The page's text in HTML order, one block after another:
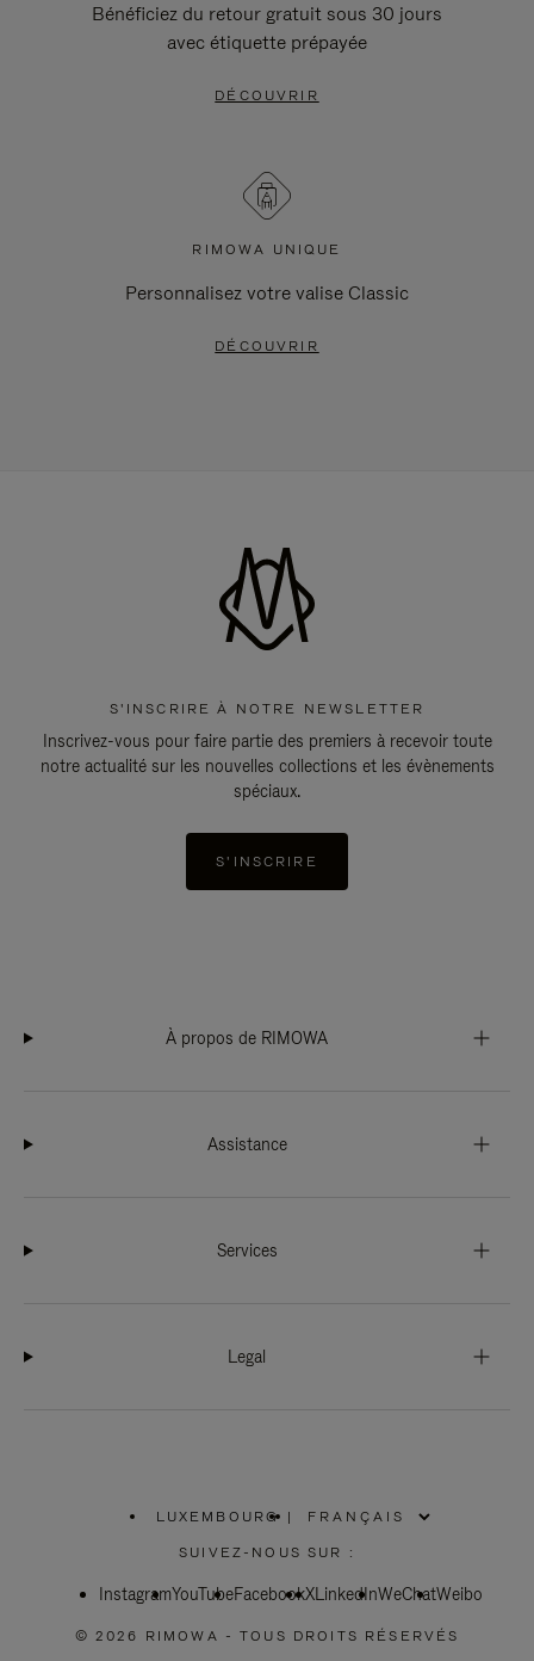
Bénéficiez du retour gratuit sous 30 jours
avec étiquette prépayée
DÉCOUVRIR
RIMOWA UNIQUE
Personnalisez votre valise Classic
DÉCOUVRIR
S'INSCRIRE À NOTRE NEWSLETTER
Inscrivez-vous pour faire partie des premiers à recevoir toute
notre actualité sur les nouvelles collections et les évènements
spéciaux.
S'INSCRIRE
À propos de RIMOWA
Assistance
Services
Legal
LUXEMBOURG
SÉLECTIONNEZ
VOTRE
|
SUIVEZ-NOUS SUR :
InstagramYouTubeFacebookXLinkedInWeChatWeibo
© 2026 RIMOWA - TOUS DROITS RÉSERVÉS